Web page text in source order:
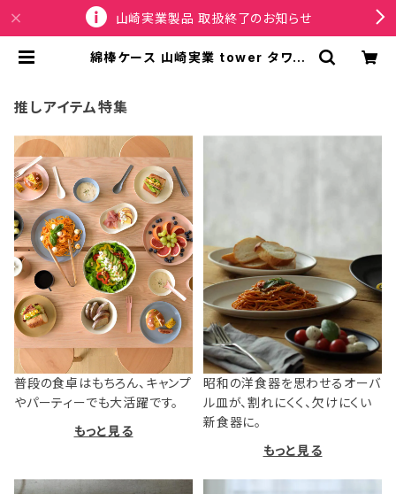
山崎実業製品 取扱終了のお知らせ
綿棒ケース 山崎実業 tower タワー
推しアイテム特集
普段の食卓はもちろん、キャンプ
やパーティーでも大活躍です。
もっと見る
昭和の洋食器を思わせるオーバ
ル皿が、割れにくく、欠けにくい
新食器に。
もっと見る